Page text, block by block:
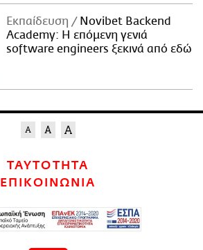
Εκπαίδευση
Novibet Backend
Academy: Η επόμενη γενιά
software engineers ξεκινά από εδώ
ΤΑΥΤΟΤΗΤΑ
ΕΠΙΚΟΙΝΩΝΙΑ